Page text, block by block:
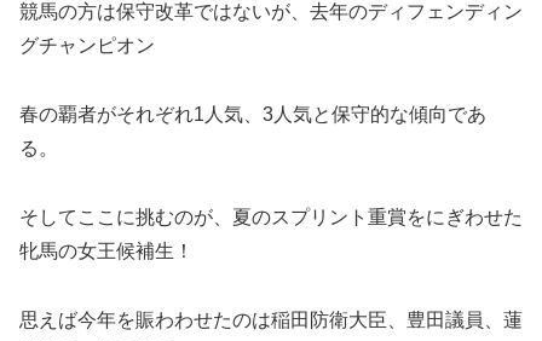
競馬の方は保守改革ではないが、去年のディフェンディン
グチャンピオン
春の覇者がそれぞれ1人気、3人気と保守的な傾向であ
る。
そしてここに挑むのが、夏のスプリント重賞をにぎわせた
牝馬の女王候補生！
思えば今年を賑わわせたのは稲田防衛大臣、豊田議員、蓮